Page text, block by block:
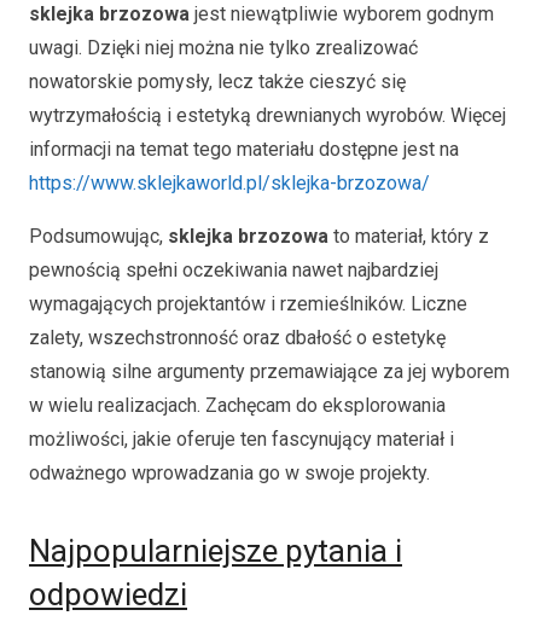
sklejka brzozowa jest niewątpliwie wyborem godnym
uwagi. Dzięki niej można nie tylko zrealizować
nowatorskie pomysły, lecz także cieszyć się
wytrzymałością i estetyką drewnianych wyrobów. Więcej
informacji na temat tego materiału dostępne jest na
https://www.sklejkaworld.pl/sklejka-brzozowa/
Podsumowując, sklejka brzozowa to materiał, który z
pewnością spełni oczekiwania nawet najbardziej
wymagających projektantów i rzemieślników. Liczne
zalety, wszechstronność oraz dbałość o estetykę
stanowią silne argumenty przemawiające za jej wyborem
w wielu realizacjach. Zachęcam do eksplorowania
możliwości, jakie oferuje ten fascynujący materiał i
odważnego wprowadzania go w swoje projekty.
Najpopularniejsze pytania i
odpowiedzi